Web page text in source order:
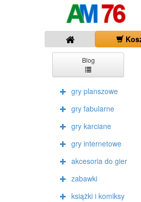
Blog
gry planszowe
gry fabularne
gry karciane
gry internetowe
akcesoria do gier
zabawki
książki i komiksy